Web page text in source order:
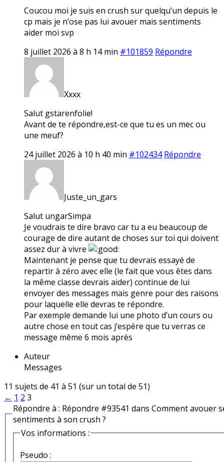
Coucou moi je suis en crush sur quelqu’un depuis le
cp mais je n’ose pas lui avouer mais sentiments
aider moi svp
8 juillet 2026 à 8 h 14 min #101859 Répondre
Xxxx
Salut gstarenfolie!
Avant de te répondre,est-ce que tu es un mec ou
une meuf?
24 juillet 2026 à 10 h 40 min #102434 Répondre
Juste_un_gars
Salut ungarSimpa
Je voudrais te dire bravo car tu a eu beaucoup de
courage de dire autant de choses sur toi qui doivent
assez dur à vivre
Maintenant je pense que tu devrais essayé de
repartir à zéro avec elle (le fait que vous êtes dans
la même classe devrais aider) continue de lui
envoyer des messages mais genre pour des raisons
pour laquelle elle devras te répondre.
Par exemple demande lui une photo d’un cours ou
autre chose en tout cas j’espère que tu verras ce
message même 6 mois après
Auteur
Messages
11 sujets de 41 à 51 (sur un total de 51)
← 1 2 3
Répondre à : Répondre #93541 dans Comment avouer
sentiments à son crush ?
Vos informations :
Pseudo :